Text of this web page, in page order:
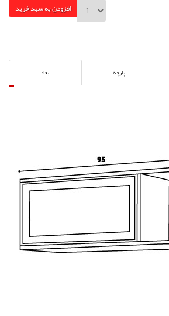
افزودن به سبد خرید
پارچه ابعاد